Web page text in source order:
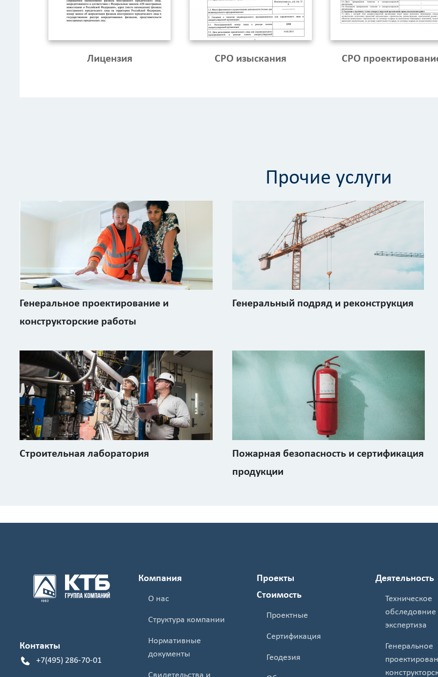
Лицензия СРО изыскания СРО
Прочие услуги
Генеральное проектирование и
конструкторские работы
Генеральный подряд и реконструкция
Строительная лаборатория
Пожарная безопасность и сертификация
продукции
Контакты
+7(495) 286-70-01
Компания
О нас
Структура компании
Нормативные
документы
Проекты
Стоимость
Проектные
Сертификация
Геодезия
Деятельность
Техническое
обследовние
экспертиза
Генеральное